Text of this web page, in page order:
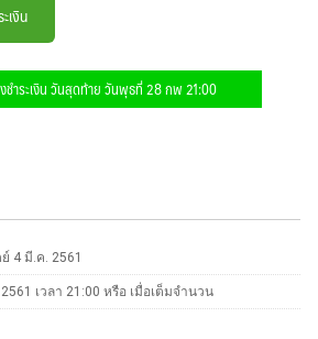
เงิน
ชำระเงิน วันสุดท้าย วันพุธที่ 28 กพ 21:00
4 มี.ค. 2561
เวลา 21:00 หรือ เมื่อเต็มจำนวน